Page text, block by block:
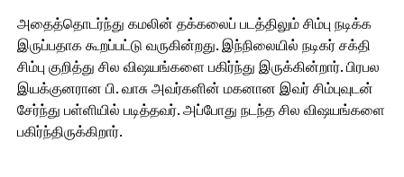
அதைத்தொடர்ந்து கமலின் தக்கலைப் படத்திலும் சிம்பு நடிக்க
இருப்பதாக கூறப்பட்டு வருகின்றது. இந்நிலையில் நடிகர் சக்தி
சிம்பு குறித்து சில விஷயங்களை பகிர்ந்து இருக்கின்றார். பிரபல
இயக்குனரான பி. வாசு அவர்களின் மகனான இவர் சிம்புவுடன்
சேர்ந்து பள்ளியில் படித்தவர். அப்போது நடந்த சில விஷயங்களை
பகிர்ந்திருக்கிறார்.